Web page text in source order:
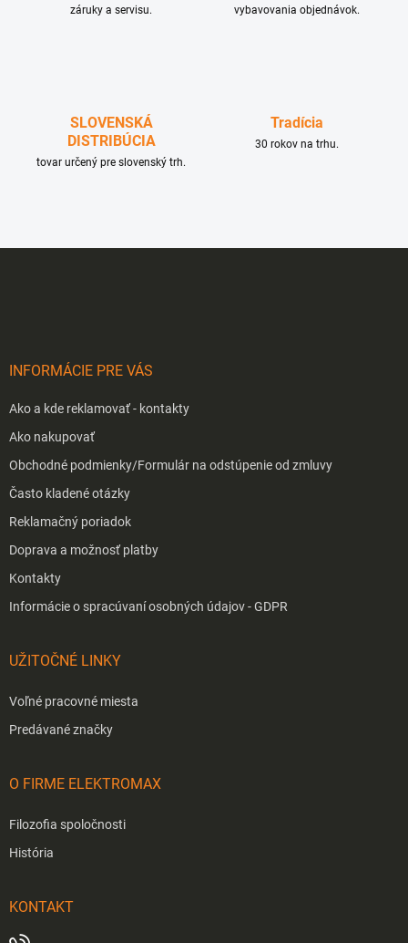
záruky a servisu. vybavovania objednávok.
SLOVENSKÁ
DISTRIBÚCIA
tovar určený pre slovenský trh.
Tradícia
30 rokov na trhu.
INFORMÁCIE PRE VÁS
Ako a kde reklamovať - kontakty
Ako nakupovať
Obchodné podmienky/Formulár na odstúpenie od zmluvy
Často kladené otázky
Reklamačný poriadok
Doprava a možnosť platby
Kontakty
Informácie o spracúvaní osobných údajov - GDPR
UŽITOČNÉ LINKY
Voľné pracovné miesta
Predávané značky
O FIRME ELEKTROMAX
Filozofia spoločnosti
História
KONTAKT